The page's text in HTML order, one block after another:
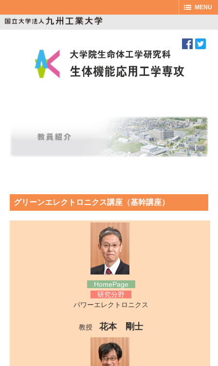
MENU
グリーンエレクトロニクス講座（基幹講座）
HomePage
研究分野
パワーエレクトロニクス
教授 花本 剛士